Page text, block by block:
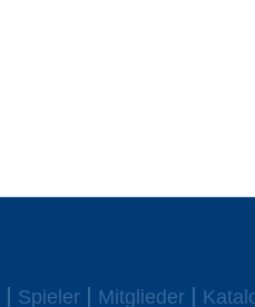
Spieler Mitglieder